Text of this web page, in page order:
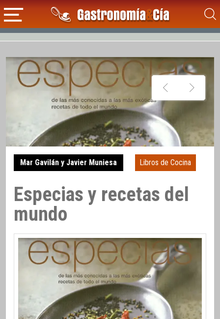
Mar Gavilán y Javier Muniesa Libros de Cocina
Especias y recetas del
mundo